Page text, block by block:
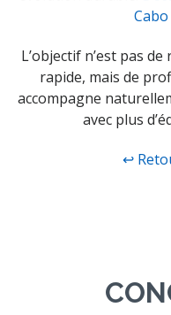
L’objectif n’est pas
rapide, mais de
accompagne
avec plus
↩